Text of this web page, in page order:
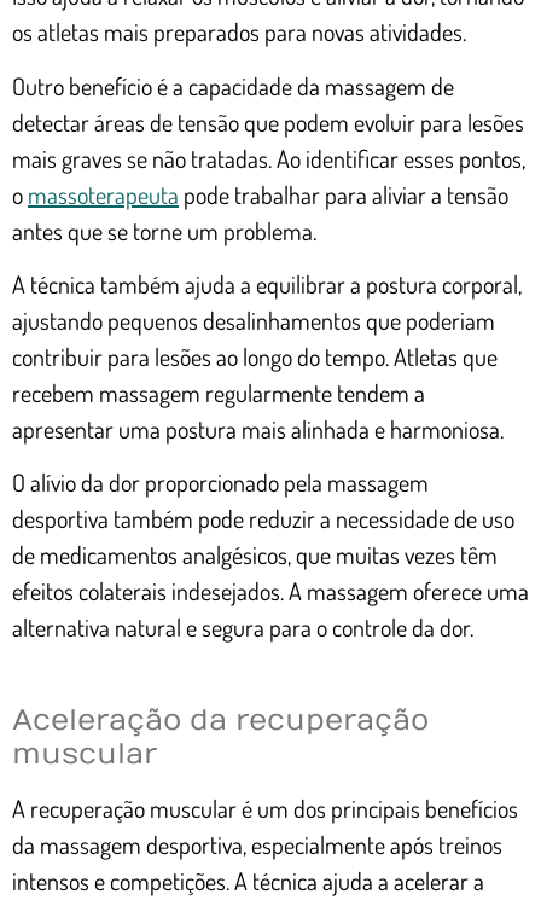
os atletas mais preparados para novas atividades.
Outro benefício é a capacidade da massagem de
detectar áreas de tensão que podem evoluir para lesões
mais graves se não tratadas. Ao identificar esses pontos,
omassoterapeuta pode trabalhar para aliviar a tensão
antes que se torne um problema.
A técnica também ajuda a equilibrar a postura corporal,
ajustando pequenos desalinhamentos que poderiam
contribuir para lesões ao longo do tempo. Atletas que
recebem massagem regularmente tendem a
apresentar uma postura mais alinhada e harmoniosa.
O alívio da dor proporcionado pela massagem
desportiva também pode reduzir a necessidade de uso
de medicamentos analgésicos, que muitas vezes têm
efeitos colaterais indesejados. A massagem oferece uma
alternativa natural e segura para o controle da dor.
Aceleração da recuperação
muscular
A recuperação muscular é um dos principais benefícios
da massagem desportiva, especialmente após treinos
intensos e competições. A técnica ajuda a acelerar a